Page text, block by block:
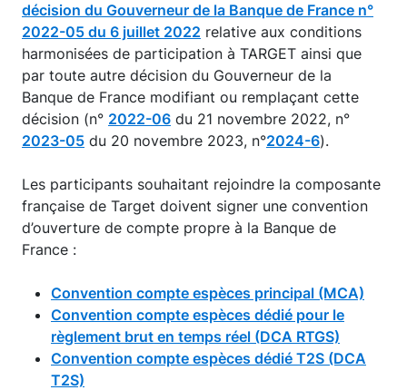
décision du Gouverneur de la Banque de France n°
2022-05 du 6 juillet 2022 relative aux conditions
harmonisées de participation à TARGET ainsi que
par toute autre décision du Gouverneur de la
Banque de France modifiant ou remplaçant cette
décision (n° 2022-06 du 21 novembre 2022, n°
2023-05 du 20 novembre 2023, n°2024-6).
Les participants souhaitant rejoindre la composante
française de Target doivent signer une convention
d’ouverture de compte propre à la Banque de
France :
Convention compte espèces principal (MCA)
Convention compte espèces dédié pour le
règlement brut en temps réel (DCA RTGS)
Convention compte espèces dédié T2S (DCA
T2S)